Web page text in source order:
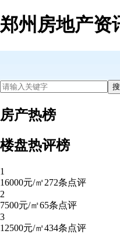
郑州房地产资
房产热榜
楼盘热评榜
1
16000元/㎡272条点评
2
7500元/㎡65条点评
3
12500元/㎡434条点评